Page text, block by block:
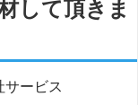
して頂きま
サービス